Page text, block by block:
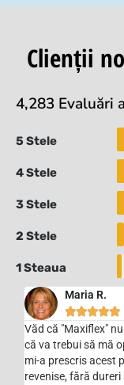
Clienții
4,283 Evaluări
5 Stele
4 Stele
3 Stele
2 Stele
1 Steaua
Maria R.

Văd că "Maxiflex"
că va trebui să mă
mi-a prescris acest
revenise, fără